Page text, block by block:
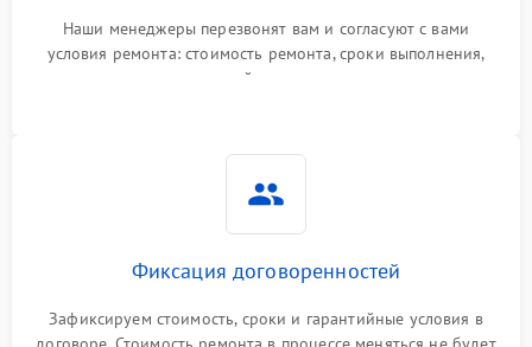
Наши менеджеры перезвонят вам и согласуют с вами
условия ремонта: стоимость ремонта, сроки выполнения,
гарантийные условия
Фиксация договоренностей
Зафиксируем стоимость, сроки и гарантийные условия в